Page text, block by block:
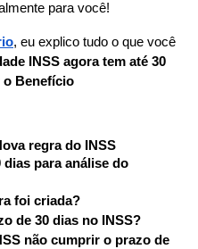
para você!
, eu explico tudo o que você
INSS agora tem até 30
o Benefício
regra do INSS
dias para análise do
foi criada?
de 30 dias no INSS?
não cumprir o prazo de